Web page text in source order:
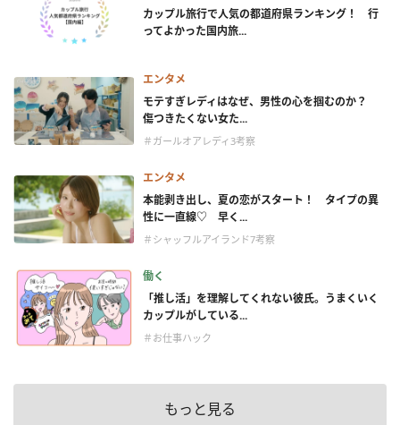
カップル旅行で人気の都道府県ランキング！ 行
ってよかった国内旅...
エンタメ
モテすぎレディはなぜ、男性の心を掴むのか？
傷つきたくない女た...
＃ガールオアレディ3考察
エンタメ
本能剥き出し、夏の恋がスタート！ タイプの異
性に一直線♡ 早く...
＃シャッフルアイランド7考察
働く
「推し活」を理解してくれない彼氏。うまくいく
カップルがしている...
＃お仕事ハック
もっと見る